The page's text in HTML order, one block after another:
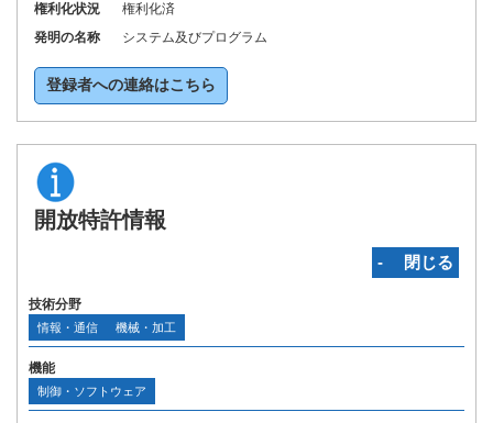
権利化状況
権利化済
発明の名称
システム及びプログラム
登録者への連絡はこちら
開放特許情報
‐ 閉じる
技術分野
情報・通信 機械・加工
機能
制御・ソフトウェア